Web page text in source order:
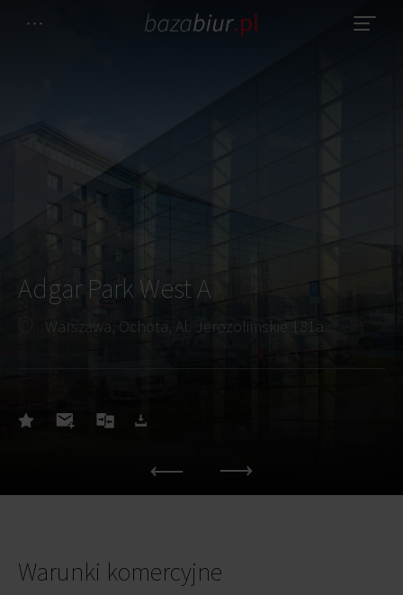
Adgar Park West A
Warszawa, Ochota, Al. Jerozolimskie 181a
Warunki komercyjne